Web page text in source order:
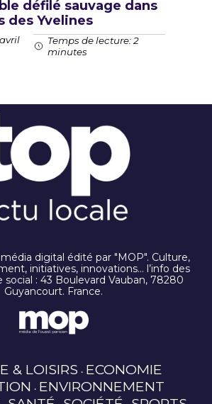
défilé sauvage dans
des Yvelines
Temps de lecture: 2
minutes
digital édité par "MOP". Culture,
initiatives, innovations… l’info des
social : 43 Boulevard Vauban, 78280
Guyancourt. France.
& LOISIRS ECONOMIE
ENVIRONNEMENT